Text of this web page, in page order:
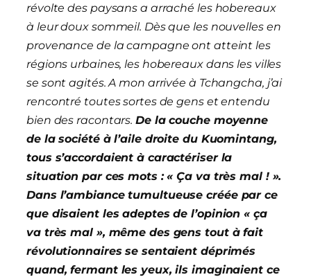
révolte des paysans a arraché les hobereaux
à leur doux sommeil. Dès que les nouvelles en
provenance de la campagne ont atteint les
régions urbaines, les hobereaux dans les villes
se sont agités. A mon arrivée à Tchangcha, j’ai
rencontré toutes sortes de gens et entendu
bien des racontars. De la couche moyenne
de la société à l’aile droite du Kuomintang,
tous s’accordaient à caractériser la
situation par ces mots : « Ça va très mal ! ».
Dans l’ambiance tumultueuse créée par ce
que disaient les adeptes de l’opinion « ça
va très mal », même des gens tout à fait
révolutionnaires se sentaient déprimés
quand, fermant les yeux, ils imaginaient ce